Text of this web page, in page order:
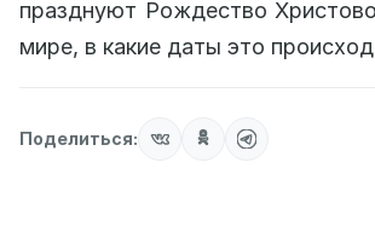
празднуют Рождество
мире, в какие даты это
Поделиться: